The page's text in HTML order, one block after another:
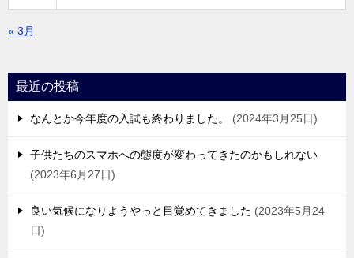
« 3月
最近の投稿
なんとか今年度の入試も終わりました。 2024年3月25日
子供たちのスマホへの態度が変わってきたのかもしれない
2023年6月27日
良い気候になりようやっと目覚めてきました
2023年5月24
日